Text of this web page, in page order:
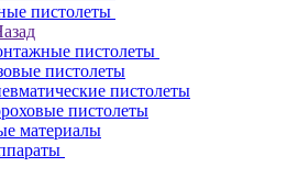
пистолеты
пистолеты
пистолеты
пистолеты
пистолеты
материалы